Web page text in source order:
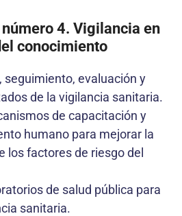
4. Vigilancia en
conocimiento
seguimiento, evaluación y
de la vigilancia sanitaria.
de capacitación y
humano para mejorar la
los factores de riesgo del
de salud pública para
sanitaria.